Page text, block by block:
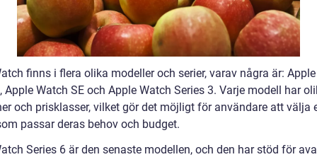
finns i flera olika modeller och serier, varav några är:
Apple Watch SE och Apple Watch Series 3. Varje modell har
och prisklasser, vilket gör det möjligt för användare att välja
passar deras behov och budget.
Series 6 är den senaste modellen, och den har stöd för